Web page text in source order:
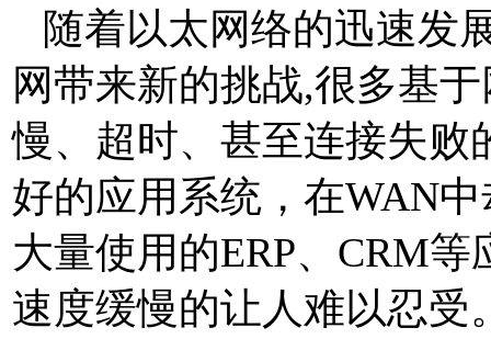
随着以太网络的迅速发
网带来新的挑战,很多基
慢、超时、甚至连接失败
好的应用系统，在WAN
大量使用的ERP、 CRM等
速度缓慢的让人难以忍受